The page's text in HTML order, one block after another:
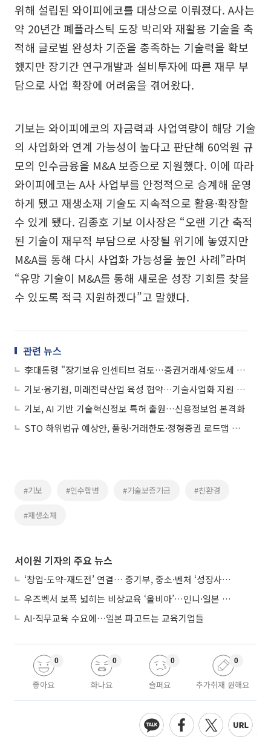
위해 설립된 와이피에코를 대상으로 이뤄졌다. A사는
약 20년간 폐플라스틱 도장 박리와 재활용 기술을 축
적해 글로벌 완성차 기준을 충족하는 기술력을 확보
했지만 장기간 연구개발과 설비투자에 따른 재무 부
담으로 사업 확장에 어려움을 겪어왔다.
기보는 와이피에코의 자금력과 사업역량이 해당 기술
의 사업화와 연계 가능성이 높다고 판단해 60억원 규
모의 인수금융을 M&A 보증으로 지원했다. 이에 따라
와이피에코는 A사 사업부를 안정적으로 승계해 운영
하게 됐고 재생소재 기술도 지속적으로 활용·확장할
수 있게 됐다. 김종호 기보 이사장은 “오랜 기간 축적
된 기술이 재무적 부담으로 사장될 위기에 놓였지만
M&A를 통해 다시 사업화 가능성을 높인 사례”라며
“유망 기술이 M&A를 통해 새로운 성장 기회를 찾을
수 있도록 적극 지원하겠다”고 말했다.
관련 뉴스
李대통령 "장기보유 인센티브 검토…증권거래세·양도세 조정 필요"
기보·융기원, 미래전략산업 육성 협약…기술사업화 지원 강화
기보, AI 기반 기술혁신정보 특허 출원…신용정보업 본격화
STO 하위법규 예상안, 풀링·거래한도·정형증권 로드맵 제시
#기보 #인수합병 #기술보증기금 #친환경
#재생소재
서이원 기자의 주요 뉴스
‘창업-도약-재도전’ 연결… 중기부, 중소·벤처 ‘성장사다리’ 짓는다
우즈벡서 보폭 넓히는 비상교육 ‘올비아’…인니·일본 진출 타진
AI·직무교육 수요에…일본 파고드는 교육기업들
좋아요
0
화나요
0
슬퍼요
0
추가취재 원해요
0